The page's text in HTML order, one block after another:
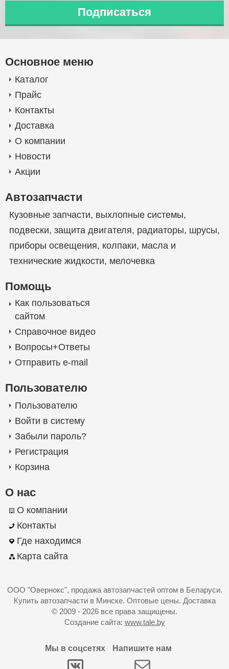
Основное меню
Каталог
Прайс
Контакты
Доставка
О компании
Новости
Акции
Автозапчасти
Кузовные запчасти, выхлопные системы,
подвески, защита двигателя, радиаторы, шрусы,
приборы освещения, колпаки, масла и
технические жидкости, мелочевка
Помощь
Как пользоваться
сайтом
Справочное видео
Вопросы+Ответы
Отправить e-mail
Пользователю
Пользователю
Войти в систему
Забыли пароль?
Регистрация
Корзина
О нас
О компании
Контакты
Где находимся
Карта сайта
ООО "Овернокс", продажа автозапчастей оптом в Беларуси.
Купить автозапчасти в Минске. Оптовые цены. Доставка
© 2009 - 2026 все права защищены.
Создание сайта: www.tale.by
Мы в соцсетях Напишите нам